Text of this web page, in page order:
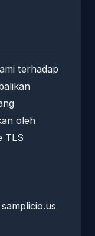
terhadap
oleh
TLS